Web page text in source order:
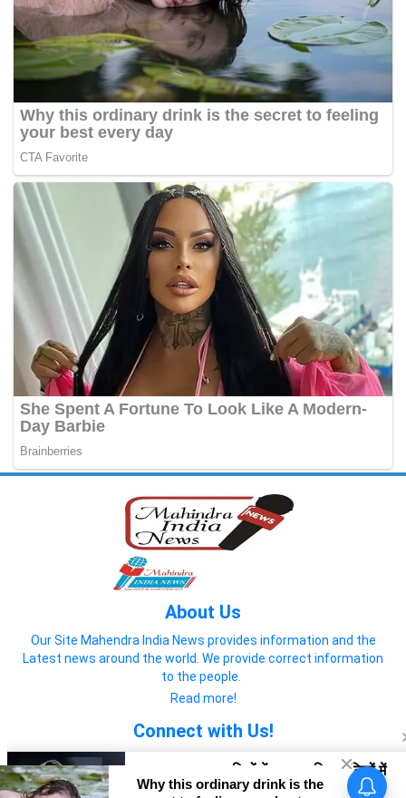
About Us
Our Site Mahendra India News provides information and the
Latest news around the world. We provide correct information
to the people.
Read more!
Connect with Us!